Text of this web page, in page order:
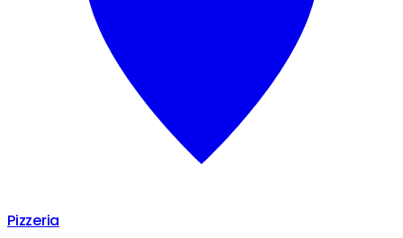
Pizzeria